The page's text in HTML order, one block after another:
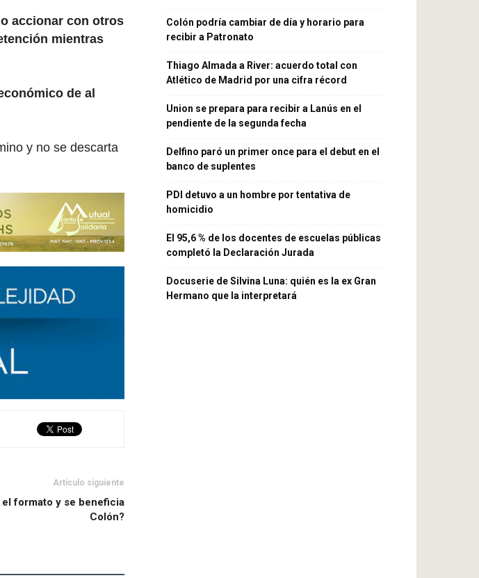
accionar con otros
mientras
de al
y no se descarta
Artículo siguiente
el formato y se beneficia
Colón?
Colón podría cambiar de día y horario para
recibir a Patronato
Thiago Almada a River: acuerdo total con
Atlético de Madrid por una cifra récord
Union se prepara para recibir a Lanús en el
pendiente de la segunda fecha
Delfino paró un primer once para el debut en el
banco de suplentes
PDI detuvo a un hombre por tentativa de
homicidio
El 95,6 % de los docentes de escuelas públicas
completó la Declaración Jurada
Docuserie de Silvina Luna: quién es la ex Gran
Hermano que la interpretará